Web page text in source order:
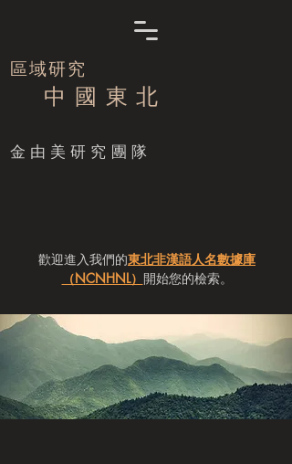
區域研究
中 國 東 北
​金由美研究團隊
歡迎進入我們的東北非漢語人名數據庫
（NCNHNL） 開始您的檢索。